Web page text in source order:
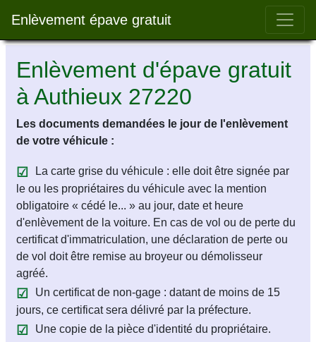
Enlèvement épave gratuit Bar
Enlèvement d'épave gratuit
à Authieux 27220
Les documents demandées le jour de l'enlèvement
de votre véhicule :
La carte grise du véhicule : elle doit être signée par
le ou les propriétaires du véhicule avec la mention
obligatoire « cédé le... » au jour, date et heure
d'enlèvement de la voiture. En cas de vol ou de perte du
certificat d'immatriculation, une déclaration de perte ou
de vol doit être remise au broyeur ou démolisseur
agréé.
Un certificat de non-gage : datant de moins de 15
jours, ce certificat sera délivré par la préfecture.
Une copie de la pièce d'identité du propriétaire.